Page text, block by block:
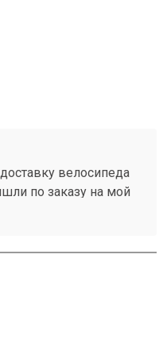
велосипеда
по заказу на мой
телеграмм бот, что
менеджер
Все супер